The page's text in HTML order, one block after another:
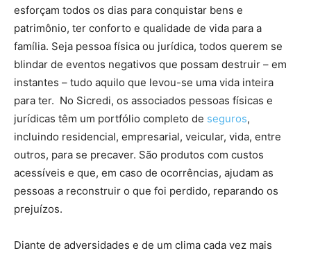
esforçam todos os dias para conquistar bens e
patrimônio, ter conforto e qualidade de vida para a
família. Seja pessoa física ou jurídica, todos querem se
blindar de eventos negativos que possam destruir – em
instantes – tudo aquilo que levou-se uma vida inteira
para ter. No Sicredi, os associados pessoas físicas e
jurídicas têm um portfólio completo de seguros,
incluindo residencial, empresarial, veicular, vida, entre
outros, para se precaver. São produtos com custos
acessíveis e que, em caso de ocorrências, ajudam as
pessoas a reconstruir o que foi perdido, reparando os
prejuízos.
Diante de adversidades e de um clima cada vez mais